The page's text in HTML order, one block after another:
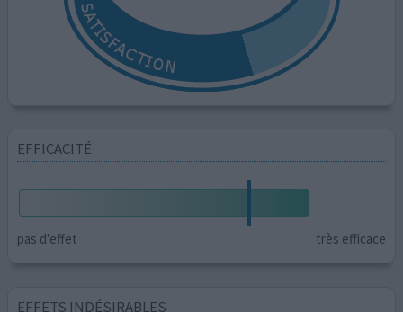
EFFICACITÉ
pas d'effet très efficace
EFFETS INDÉSIRABLES